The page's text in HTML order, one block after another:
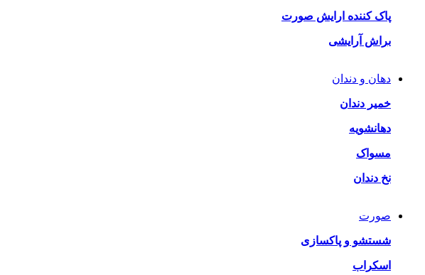
پاک کننده ارایش صورت
براش آرایشی
دهان و دندان
خمیر دندان
دهانشویه
مسواک
نخ دندان
صورت
شستشو و پاکسازی
اسکراب